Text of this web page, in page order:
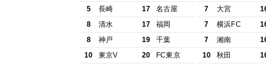
5
長崎 17
名古屋
8
清水 17
福岡
8
神戸 19
千葉
10
東京V 20 FC東京
7
大宮
7
横浜FC
7
湘南
10
秋田